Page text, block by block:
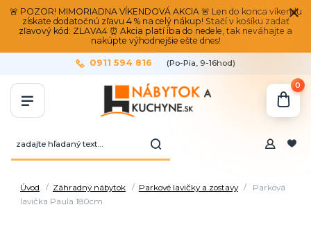
🚨 POZOR! MIMORIADNA VÍKENDOVÁ AKCIA 🚨 Len do konca víkendu
získate dodatočnú zľavu 4 % na celý nákup! Stačí v košíku zadať
zľavový kód: ZLAVA4 ⏰ Akcia platí iba do nedele, tak neváhajte a
nakúpte výhodnejšie ešte dnes!
0911 594 816 (Po-Pia, 9-16hod)
0
Úvod Záhradný nábytok Parkové lavičky a zostavy
Parková
lavička Paula 180cm